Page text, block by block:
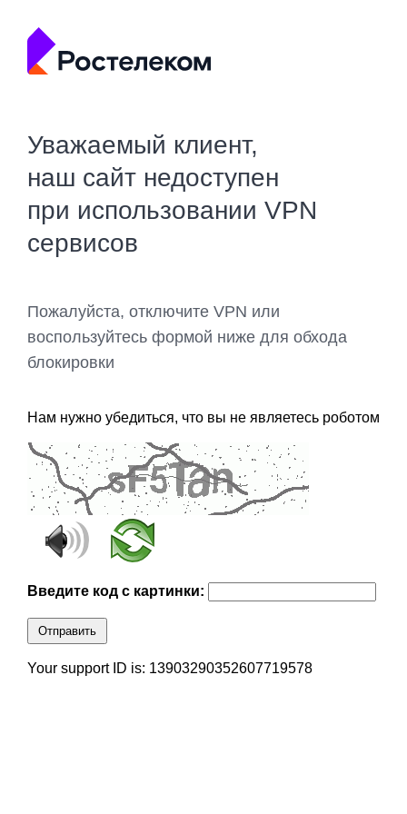
Уважаемый клиент,
наш сайт недоступен
при использовании VPN
сервисов
Пожалуйста, отключите VPN или
воспользуйтесь формой ниже для обхода
блокировки
Нам нужно убедиться, что вы не являетесь роботом
Введите код с картинки:
Отправить
Your support ID is: 13903290352607719578